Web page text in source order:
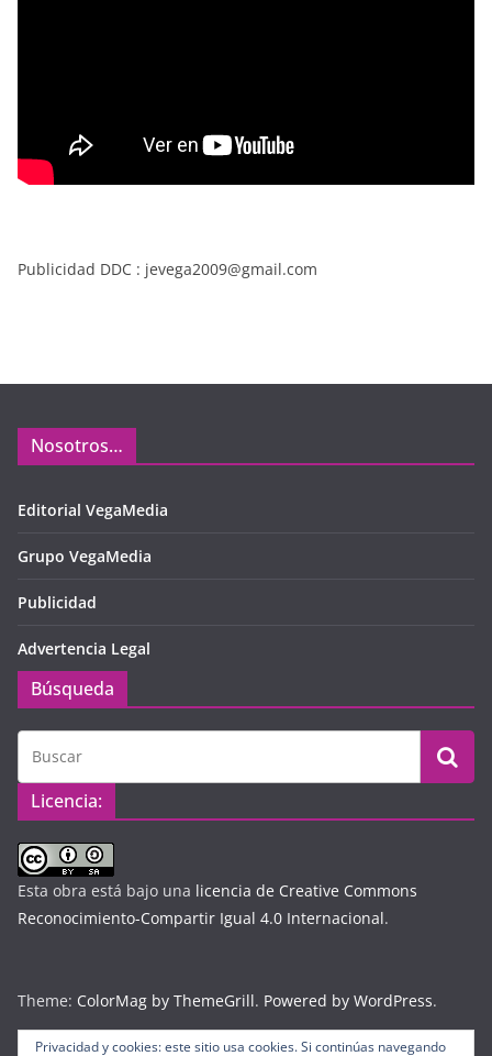
Publicidad DDC : jevega2009@gmail.com
Nosotros…
Editorial VegaMedia
Grupo VegaMedia
Publicidad
Advertencia Legal
Búsqueda
Licencia:
Esta obra está bajo una licencia de Creative Commons
Reconocimiento-Compartir Igual 4.0 Internacional.
Theme: ColorMag by ThemeGrill. Powered by WordPress.
Privacidad y cookies: este sitio usa cookies. Si continúas navegando